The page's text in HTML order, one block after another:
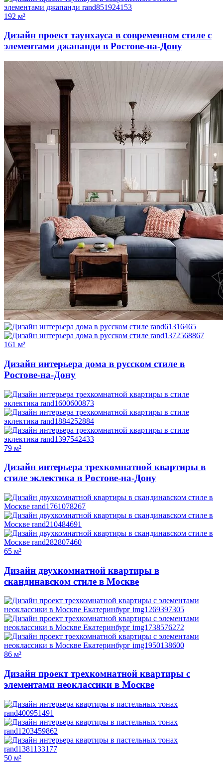
192 м²
Дизайн проект таунхауса в современном стиле с
элементами джапанди в Ростове-на-Дону
161 м²
Дизайн интерьера дома в русском стиле в
Ростове-на-Дону
79 м²
Дизайн интерьера трехкомнатной квартиры в
стиле эклектика в Ростове-на-Дону
65 м²
Дизайн двухкомнатной квартиры в
скандинавском стиле в Москве
86 м²
Дизайн проект трехкомнатной квартиры с
элементами неоклассики в Москве
50 м²